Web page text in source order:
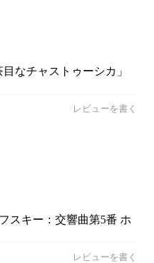
なチャストゥーシカ」
レビューを書く
スキー：交響曲第5番 ホ
レビューを書く